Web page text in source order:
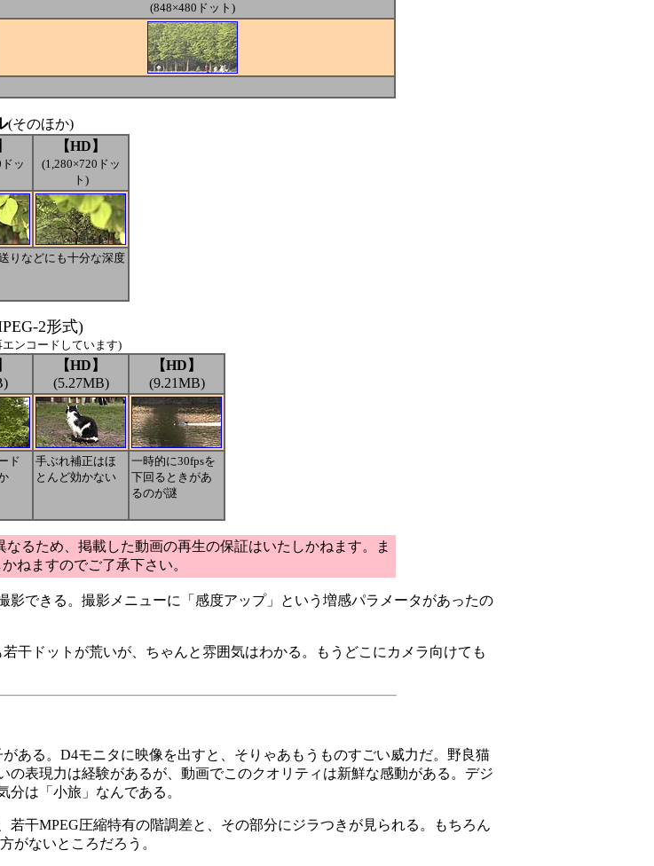
(848×480ドット)
(そのほか)
ッ
【HD】
(1,280×720ドッ
ト)
りなどにも十分な深度
2形式)
ンコードしています)
【HD】
(5.27MB)
【HD】
(9.21MB)
ド
手ぶれ補正はほ
とんど効かない
一時的に30fpsを
下回るときがあ
るのが謎
るため、掲載した動画の再生の保証はいたしかねます。ま
ねますのでご了承下さい。
できる。撮影メニューに「感度アップ」という増感パラメータがあったの
ドットが荒いが、ちゃんと雰囲気はわかる。もうどこにカメラ向けても
ある。D4モニタに映像を出すと、そりゃあもうものすごい威力だ。野良猫
表現力は経験があるが、動画でこのクオリティは新鮮な感動がある。デジ
は「小旅」なんである。
干MPEG圧縮特有の階調差と、その部分にジラつきが見られる。もちろん
がないところだろう。